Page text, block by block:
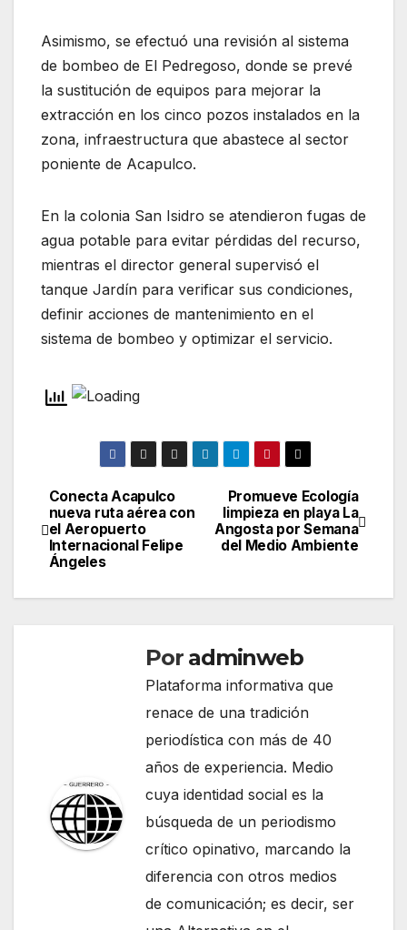
Asimismo, se efectuó una revisión al sistema
de bombeo de El Pedregoso, donde se prevé
la sustitución de equipos para mejorar la
extracción en los cinco pozos instalados en la
zona, infraestructura que abastece al sector
poniente de Acapulco.
En la colonia San Isidro se atendieron fugas de
agua potable para evitar pérdidas del recurso,
mientras el director general supervisó el
tanque Jardín para verificar sus condiciones,
definir acciones de mantenimiento en el
sistema de bombeo y optimizar el servicio.
Navegación
de
entradas
Promueve Ecología
limpieza en playa La
Angosta por Semana
del Medio Ambiente
Conecta Acapulco
nueva ruta aérea con
el Aeropuerto
Internacional Felipe
Ángeles
Por adminweb
Plataforma informativa que
renace de una tradición
periodística con más de 40
años de experiencia. Medio
cuya identidad social es la
búsqueda de un periodismo
crítico opinativo, marcando la
diferencia con otros medios
de comunicación; es decir, ser